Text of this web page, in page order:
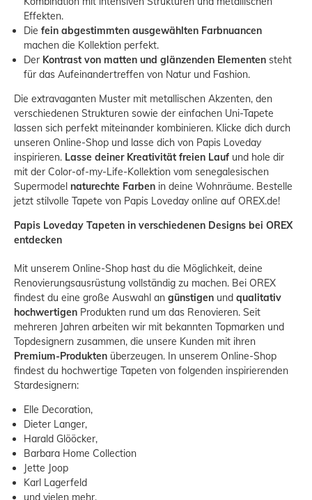
Effekten.
Die fein abgestimmten ausgewählten Farbnuancen
machen die Kollektion perfekt.
Der Kontrast von matten und glänzenden Elementen steht
für das Aufeinandertreffen von Natur und Fashion.
Die extravaganten Muster mit metallischen Akzenten, den
verschiedenen Strukturen sowie der einfachen Uni-Tapete
lassen sich perfekt miteinander kombinieren. Klicke dich durch
unseren Online-Shop und lasse dich von Papis Loveday
inspirieren. Lasse deiner Kreativität freien Lauf und hole dir
mit der Color-of-my-Life-Kollektion vom senegalesischen
Supermodel naturechte Farben in deine Wohnräume. Bestelle
jetzt stilvolle Tapete von Papis Loveday online auf OREX.de!
Papis Loveday Tapeten in verschiedenen Designs bei OREX
entdecken
Mit unserem Online-Shop hast du die Möglichkeit, deine
Renovierungsausrüstung vollständig zu machen. Bei OREX
findest du eine große Auswahl an günstigen und qualitativ
hochwertigen Produkten rund um das Renovieren. Seit
mehreren Jahren arbeiten wir mit bekannten Topmarken und
Topdesignern zusammen, die unsere Kunden mit ihren
Premium-Produkten überzeugen. In unserem Online-Shop
findest du hochwertige Tapeten von folgenden inspirierenden
Stardesignern:
Elle Decoration,
Dieter Langer,
Harald Glööcker,
Barbara Home Collection
Jette Joop
Karl Lagerfeld
und vielen mehr.